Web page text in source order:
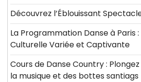
Découvrez l’Éblouissant
La Programmation Danse à Paris
Culturelle Variée et Captivante
Cours de Danse Country :
la musique et des bottes santiags